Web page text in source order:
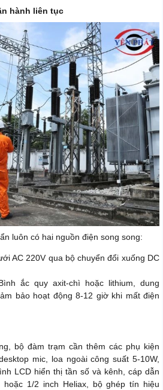
hành liên tục
luôn có hai nguồn điện song song:
AC 220V qua bộ chuyển đổi xuống DC
ắc quy axit-chì hoặc lithium, dung
bảo hoạt động 8-12 giờ khi mất điện
bộ đàm trạm cần thêm các phụ kiện
mic, loa ngoài công suất 5-10W,
LCD hiển thị tần số và kênh, cáp dẫn
1/2 inch Heliax, bộ ghép tín hiệu